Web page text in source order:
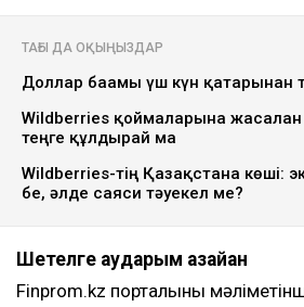
ТАҒЫ ДА ОҚЫҢЫЗДАР
Доллар бағамы үш күн қатарынан
Wildberries қоймаларына
теңге құлдырай ма
Wildberries-тің Қазақстанға көші:
бе, әлде саяси тәуекел ме?
Шетелге аударым азайған
Finprom.kz порталының